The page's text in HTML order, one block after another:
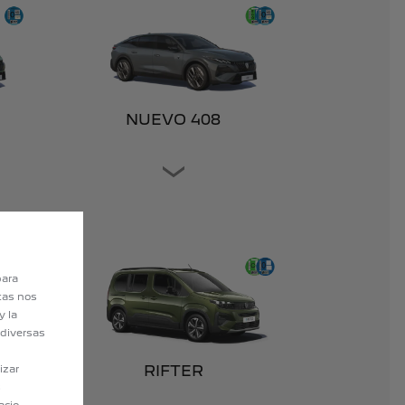
NUEVO 408
RIFTER
nos
la